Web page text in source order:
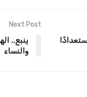
Next Post
ينبع..
والنساء